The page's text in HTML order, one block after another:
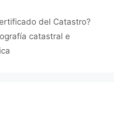
del Catastro?
catastral e